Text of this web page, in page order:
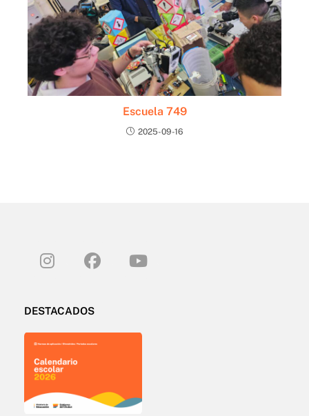
Escuela 749
2025-09-16
DESTACADOS